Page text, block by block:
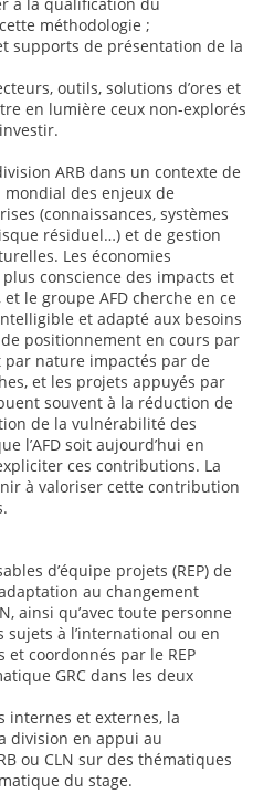
méthodologie ;
supports de présentation de la
outils, solutions d’ores et
en lumière ceux non-explorés
ARB dans un contexte de
des enjeux de
(connaissances, systèmes
résiduel…) et de gestion
Les économies
conscience des impacts et
le groupe AFD cherche en ce
et adapté aux besoins
positionnement en cours par
par nature impactés par de
et les projets appuyés par
souvent à la réduction de
de la vulnérabilité des
l’AFD soit aujourd’hui en
ces contributions. La
à valoriser cette contribution
d’équipe projets (REP) de
au changement
ainsi qu’avec toute personne
à l’international ou en
et coordonnés par le REP
GRC dans les deux
internes et externes, la
division en appui au
ou CLN sur des thématiques
du stage.